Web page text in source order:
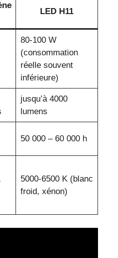
LED H11
80-100 W
(consommation
réelle souvent
inférieure)
jusqu’à 4000
lumens
50 000 – 60 000 h
5000-6500 K (blanc
froid, xénon)